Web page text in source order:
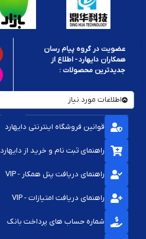
عضویت در گروه پیام رسان
همکاران دایهارد - اطلاع از
جدیدترین محصولات :
اطلاعات مورد نیاز
قوانین فروشگاه اینترنتی دایهارد
راهنمای ثبت نام و خرید از دایهارد
راهنمای دریافت پنل همکار - VIP
راهنمای دریافت امتیازات - VIP
شماره حساب های پرداخت بانک